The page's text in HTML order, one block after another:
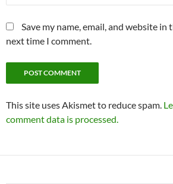
Save my name, email, and website
next time I comment.
This site uses Akismet to reduce spam.
comment data is processed.